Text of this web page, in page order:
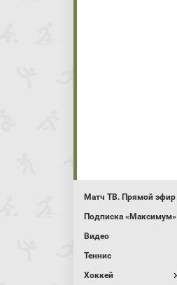
Матч ТВ. Прямой эфир
Подписка «Максимум»
Видео
Теннис
Хоккей